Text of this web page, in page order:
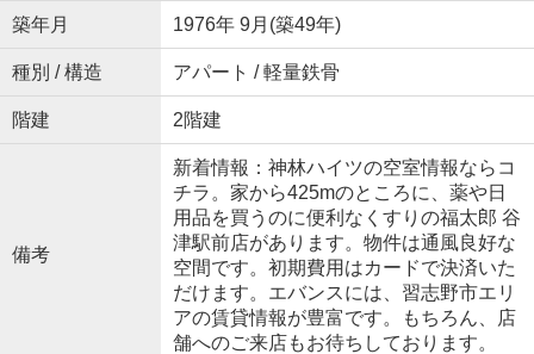
築年月 1976年 9月(築49年)
種別 / 構造 アパート / 軽量鉄骨
階建 2階建
備考
新着情報：神林ハイツの空室情報ならコ
チラ。家から425mのところに、薬や日
用品を買うのに便利なくすりの福太郎 谷
津駅前店があります。物件は通風良好な
空間です。初期費用はカードで決済いた
だけます。エバンスには、習志野市エリ
アの賃貸情報が豊富です。もちろん、店
舗へのご来店もお待ちしております。